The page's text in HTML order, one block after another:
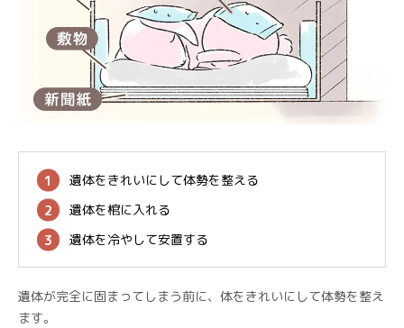
遺体をきれいにして体勢を整える
遺体を棺に入れる
遺体を冷やして安置する
遺体が完全に固まってしまう前に、体をきれいにして体勢を整え
ます。